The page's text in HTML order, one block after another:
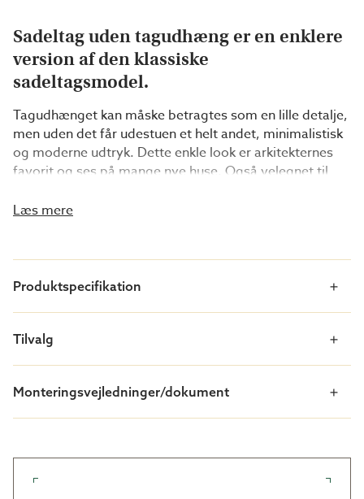
Sadeltag uden tagudhæng er en enklere
version af den klassiske
sadeltagsmodel.
Tagudhænget kan måske betragtes som en lille detalje,
men uden det får udestuen et helt andet, minimalistisk
og moderne udtryk. Dette enkle look er arkitekternes
favorit og ses på mange nye huse. Også velegnet til
Uden tagudhæng får du et mere moderne udtryk på
din udestue.
indtryk.
Med skabelonskårne vinduer på forsiden får du
Lad os tilskære dit termotag med præcision
Når du vælger tilvalget ”tilskåret termotag”, leverer vi
tagpladerne i nøjagtige mål. Det sparer dig tid under
Læs mere
Produktspecifikation
Tilvalg
Monteringsvejledninger/dokument